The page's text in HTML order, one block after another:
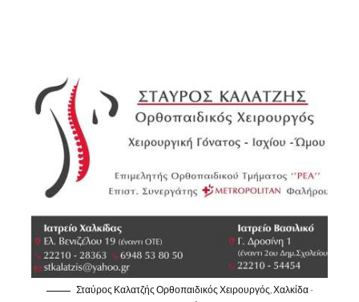
Σταύρος Καλατζής Ορθοπαιδικός Χειρουργός, Χαλκίδα -